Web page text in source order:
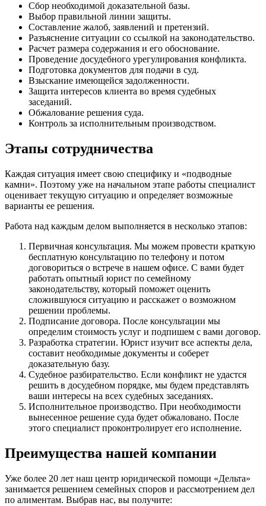
Сбор необходимой доказательной базы.
Выбор правильной линии защиты.
Составление жалоб, заявлений и претензий.
Разъяснение ситуации со ссылкой на законодательство.
Расчет размера содержания и его обоснование.
Проведение досудебного урегулирования конфликта.
Подготовка документов для подачи в суд.
Взыскание имеющейся задолженности.
Защита интересов клиента во время судебных
заседаний.
Обжалование решения суда.
Контроль за исполнительным производством.
Этапы сотрудничества
Каждая ситуация имеет свою специфику и «подводные
камни». Поэтому уже на начальном этапе работы специалист
оценивает текущую ситуацию и определяет возможные
варианты ее решения.
Работа над каждым делом выполняется в несколько этапов:
Первичная консультация. Мы можем провести краткую
бесплатную консультацию по телефону и потом
договориться о встрече в нашем офисе. С вами будет
работать опытный юрист по семейному
законодательству, который поможет оценить
сложившуюся ситуацию и расскажет о возможном
решении проблемы.
Подписание договора. После консультации мы
определим стоимость услуг и подпишем с вами договор.
Разработка стратегии. Юрист изучит все аспекты дела,
составит необходимые документы и соберет
доказательную базу.
Судебное разбирательство. Если конфликт не удастся
решить в досудебном порядке, мы будем представлять
ваши интересы на всех судебных заседаниях.
Исполнительное производство. При необходимости
вынесенное решение суда будет обжаловано. После
этого специалист проконтролирует его исполнение.
Преимущества нашей компании
Уже более 20 лет наш центр юридической помощи «Дельта»
занимается решением семейных споров и рассмотрением дел
по алиментам. Выбрав нас, вы получите: